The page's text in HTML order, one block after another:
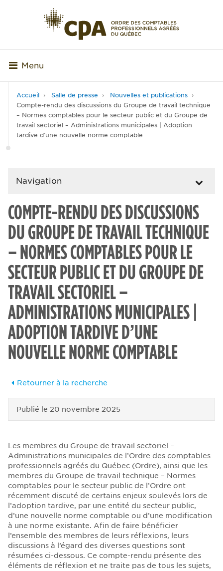
Menu
Accueil Salle de presse
Nouvelles et publications
Compte-rendu des discussions du Groupe de travail technique
– Normes comptables pour le secteur public et du Groupe de
travail sectoriel – Administrations municipales | Adoption
tardive d’une nouvelle norme comptable
Navigation
COMPTE-RENDU DES DISCUSSIONS
DU GROUPE DE TRAVAIL TECHNIQUE
– NORMES COMPTABLES POUR LE
SECTEUR PUBLIC ET DU GROUPE DE
TRAVAIL SECTORIEL –
ADMINISTRATIONS MUNICIPALES |
ADOPTION TARDIVE D’UNE
NOUVELLE NORME COMPTABLE
Retourner à la recherche
Publié le 20 novembre 2025
Les membres du Groupe de travail sectoriel –
Administrations municipales de l’Ordre des comptables
professionnels agréés du Québec (Ordre), ainsi que les
membres du Groupe de travail technique – Normes
comptables pour le secteur public de l’Ordre ont
récemment discuté de certains enjeux soulevés lors de
l’adoption tardive, par une entité du secteur public,
d’une nouvelle norme comptable ou d’une modification
à une norme existante. Afin de faire bénéficier
l’ensemble des membres de leurs réflexions, leurs
discussions à l’égard des diverses questions sont
résumées ci-dessous. Ce compte-rendu présente des
éléments de réflexion et ne traite pas de tous les sujets,